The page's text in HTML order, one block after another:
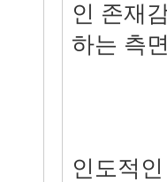
인 존재
하는 측
인도적